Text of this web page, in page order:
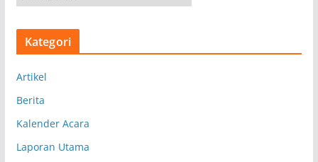
r
s
Kategori
Artikel
Berita
Kalender Acara
Laporan Utama